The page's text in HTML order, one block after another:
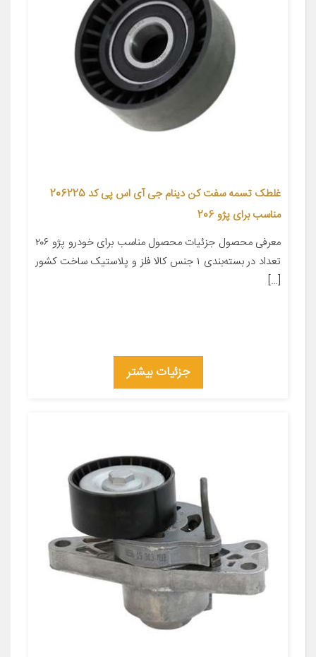
غلطک تسمه سفت کن دینام جی آی اس پی کد 206225
مناسب برای پژو 206
معرفی محصول جزئیات محصول مناسب برای خودرو پژو ۲۰۶
تعداد در بسته‌بندی ۱ جنس کالا فلز و پلاستیک ساخت کشور
[…]
جزئیات بیشتر